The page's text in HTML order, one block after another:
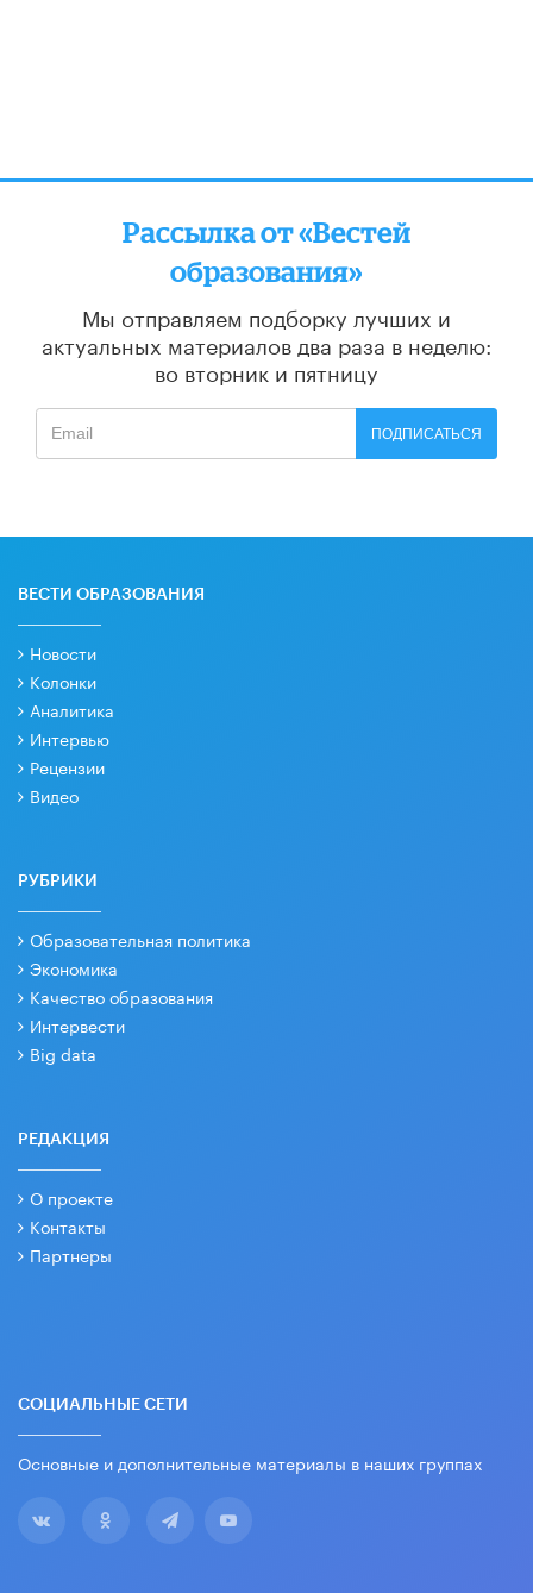
Рассылка от «Вестей
образования»
Мы отправляем подборку лучших и
актуальных материалов два раза в неделю:
во вторник и пятницу
ПОДПИСАТЬСЯ
ВЕСТИ ОБРАЗОВАНИЯ
Новости
Колонки
Аналитика
Интервью
Рецензии
Видео
РУБРИКИ
Образовательная политика
Экономика
Качество образования
Интервести
Big data
РЕДАКЦИЯ
О проекте
Контакты
Партнеры
СОЦИАЛЬНЫЕ СЕТИ
Основные и дополнительные материалы в наших группах